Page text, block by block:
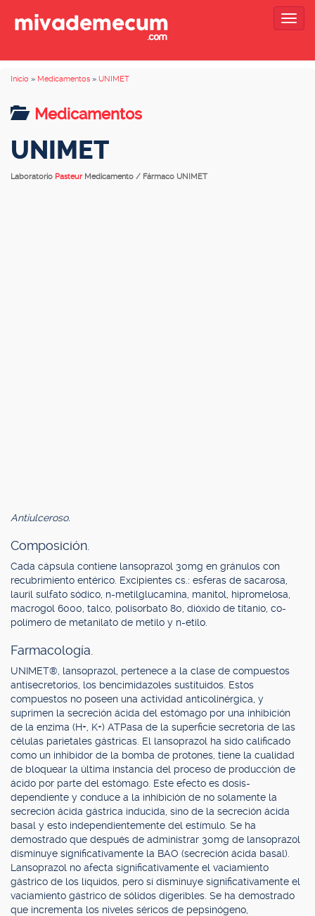
Inicio » Medicamentos » UNIMET
Medicamentos
UNIMET
Laboratorio Pasteur Medicamento / Fármaco UNIMET
Antiulceroso.
Composición.
Cada cápsula contiene lansoprazol 30mg en gránulos con
recubrimiento entérico. Excipientes cs.: esferas de sacarosa,
lauril sulfato sódico, n-metilglucamina, manitol, hipromelosa,
macrogol 6000, talco, polisorbato 80, dióxido de titanio, co-
polímero de metanilato de metilo y n-etilo.
Farmacología.
UNIMET®, lansoprazol, pertenece a la clase de compuestos
antisecretorios, los bencimidazoles sustituidos. Estos
compuestos no poseen una actividad anticolinérgica, y
suprimen la secreción ácida del estómago por una inhibición
de la enzima (H+, K+) ATPasa de la superficie secretoria de las
células parietales gástricas. El lansoprazol ha sido calificado
como un inhibidor de la bomba de protones, tiene la cualidad
de bloquear la última instancia del proceso de producción de
ácido por parte del estómago. Este efecto es dosis-
dependiente y conduce a la inhibición de no solamente la
secreción ácida gástrica inducida, sino de la secreción ácida
basal y esto independientemente del estímulo. Se ha
demostrado que después de administrar 30mg de lansoprazol
disminuye significativamente la BAO (secreción ácida basal).
Lansoprazol no afecta significativamente el vaciamiento
gástrico de los líquidos, pero sí disminuye significativamente el
vaciamiento gástrico de sólidos digeribles. Se ha demostrado
que incrementa los niveles séricos de pepsinógeno,